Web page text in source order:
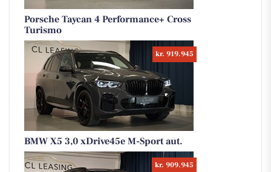
Porsche Taycan 4 Performance+ Cross
Turismo
kr. 919.945
BMW X5 3,0 xDrive45e M-Sport aut.
kr. 909.945